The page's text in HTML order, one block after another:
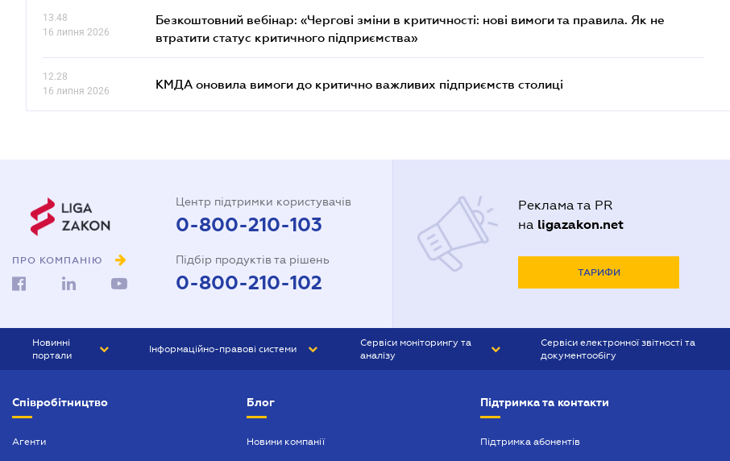
13.48
16 липня 2026
Безкоштовний вебінар: «Чергові зміни в критичності: нові вимоги та правила. Як не
втратити статус критичного підприємства»
12.28
16 липня 2026
КМДА оновила вимоги до критично важливих підприємств столиці
ПРО КОМПАНІЮ
Центр підтримки користувачів
0-800-210-103
Підбір продуктів та рішень
0-800-210-102
Реклама та PR
на ligazakon.net
ТАРИФИ
Новинні
портали
БІЗНЕС
Інформаційно-правові системи
Сервіси моніторингу та
аналізу
Сервіси електронної звітності та
документообігу
Співробітництво
Агенти
Блог
Новини компанії
Підтримка та контакти
Підтримка абонентів